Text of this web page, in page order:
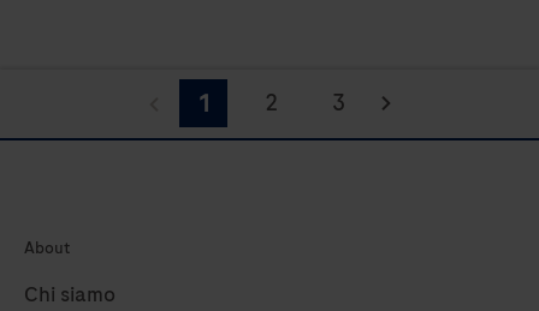
1 2 3
About
Chi siamo